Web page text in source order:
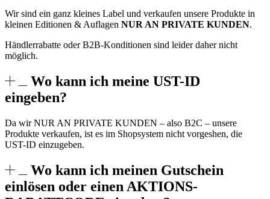
Wir sind ein ganz kleines Label und verkaufen unsere Produkte in
kleinen Editionen & Auflagen NUR AN PRIVATE KUNDEN.
Händlerrabatte oder B2B-Konditionen sind leider daher nicht
möglich.
Wo kann ich meine UST-ID
eingeben?
Da wir NUR AN PRIVATE KUNDEN – also B2C – unsere
Produkte verkaufen, ist es im Shopsystem nicht vorgeshen, die
UST-ID einzugeben.
Wo kann ich meinen Gutschein
einlösen oder einen AKTIONS-